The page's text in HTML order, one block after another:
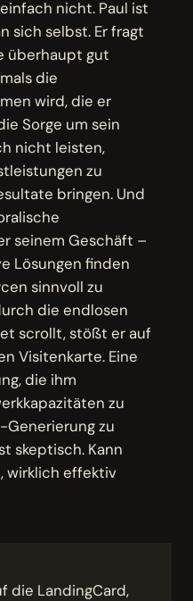
nicht. Paul ist
sich selbst. Er fragt
überhaupt gut
die
wird, die er
Sorge um sein
nicht leisten,
zu
bringen. Und
seinem Geschäft –
Lösungen finden
sinnvoll zu
die endlosen
scrollt, stößt er auf
Visitenkarte. Eine
die ihm
zu
zu
skeptisch. Kann
wirklich effektiv
die LandingCard,